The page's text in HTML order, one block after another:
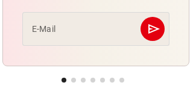
E-Mail send
Abschicken